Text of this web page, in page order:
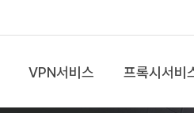
VPN서비스 프록시서비